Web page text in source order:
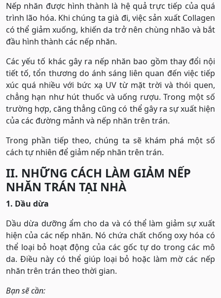
Nếp nhăn được hình thành là hệ quả trực tiếp của quá
trình lão hóa. Khi chúng ta già đi, việc sản xuất Collagen
có thể giảm xuống, khiến da trở nên chùng nhão và bắt
đầu hình thành các nếp nhăn.
Các yếu tố khác gây ra nếp nhăn bao gồm thay đổi nội
tiết tố, tổn thương do ánh sáng liên quan đến việc tiếp
xúc quá nhiều với bức xạ UV từ mặt trời và thói quen,
chẳng hạn như hút thuốc và uống rượu. Trong một số
trường hợp, căng thẳng cũng có thể gây ra sự xuất hiện
của các đường mảnh và nếp nhăn trên trán.
Trong phần tiếp theo, chúng ta sẽ khám phá một số
cách tự nhiên để giảm nếp nhăn trên trán.
II. NHỮNG CÁCH LÀM GIẢM NẾP
NHĂN TRÁN TẠI NHÀ
1. Dầu dừa
Dầu dừa dưỡng ẩm cho da và có thể làm giảm sự xuất
hiện của các nếp nhăn. Nó chứa chất chống oxy hóa có
thể loại bỏ hoạt động của các gốc tự do trong các mô
da. Điều này có thể giúp loại bỏ hoặc làm mờ các nếp
nhăn trên trán theo thời gian.
Bạn sẽ cần: